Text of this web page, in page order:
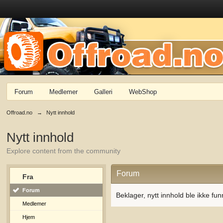
Forum Medlemer Galleri WebShop
Offroad.no → Nytt innhold
Nytt innhold
Explore content from the community
Fra
Forum
Medlemer
Hjem
Forum
Beklager, nytt innhold ble ikke